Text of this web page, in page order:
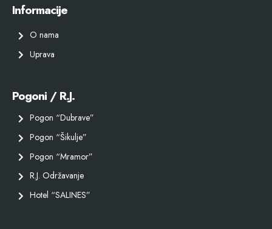
Informacije
O nama
Uprava
Pogoni / R.J.
Pogon “Dubrave”
Pogon “Šikulje”
Pogon “Mramor”
R.J. Održavanje
Hotel “SALINES”